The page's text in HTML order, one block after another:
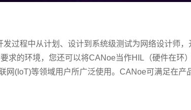
过程中从计划、设计到系统级测试为网络设计师，
的环境，您还可以将CANoe当作HIL（硬件在环）
(IoT)等领域用户所广泛使用。CANoe可满足在产